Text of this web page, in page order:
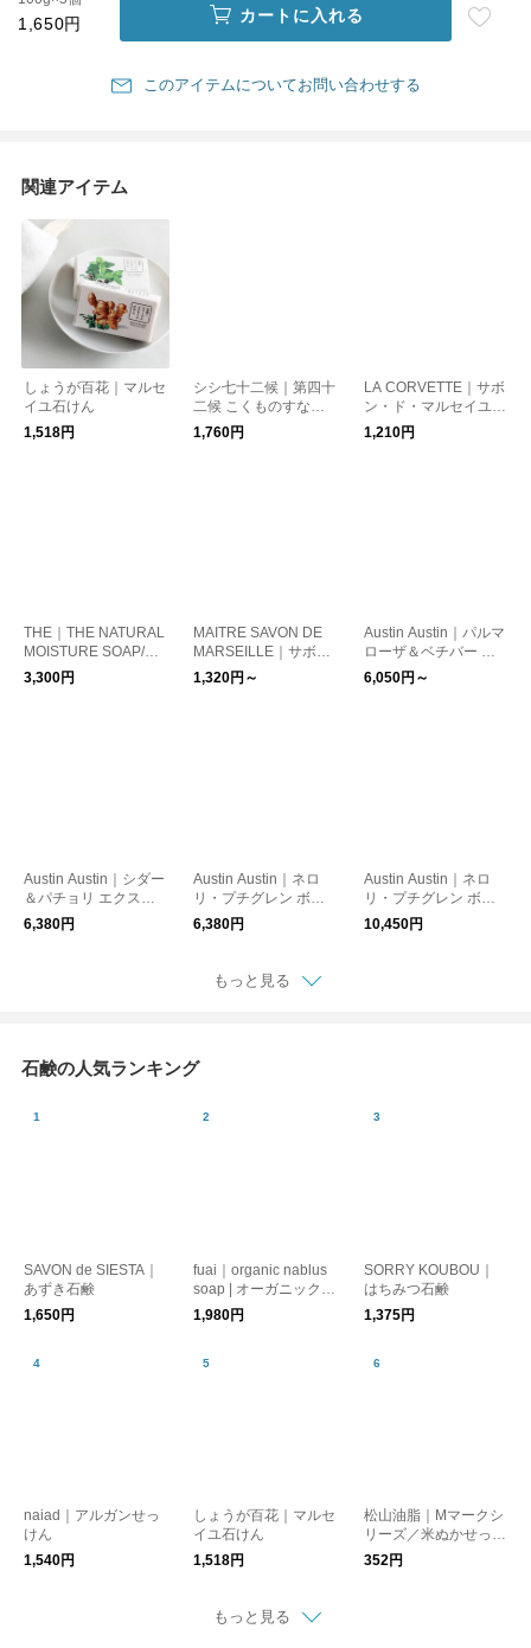
1,650円 カートに入れる
このアイテムについてお問い合わせする
関連アイテム
しょうが百花｜マルセ
イユ石けん
1,518円
シシ七十二候｜第四十
二候 こくものすなわ
ちみのる (米ぬか石鹸)
1,760円
LA CORVETTE｜サボ
ン・ド・マルセイユ
オリーブ 300g/マルセ
イユ石鹸 オリーブ石
1,210円
THE｜THE NATURAL
MOISTURE SOAP/石
鹼 ボディソープ 手洗
い 洗顔
3,300円
MAITRE SAVON DE
MARSEILLE｜サボ
ン・リキッド (ハンド
&ボディソープ)
1,320円～
Austin Austin｜パルマ
ローザ＆ベチバー ハ
ンドソープ ボトル 30
0ml/詰替え用パウチ 6
6,050円～
Austin Austin｜シダー
＆パチョリ エクスフ
ォリエーティングハン
ドソープ 300ml
6,380円
Austin Austin｜ネロ
リ・プチグレン ボデ
ィソープ
6,380円
Austin Austin｜ネロ
リ・プチグレン ボデ
ィソープ 600ml pouc
h 詰替用【リフィル単
10,450円
もっと見る
石鹸の人気ランキング
SAVON de SIESTA｜
あずき石鹸
1,650円
fuai｜organic nablus
soap | オーガニックナ
ブルス石鹸
1,980円
SORRY KOUBOU｜
はちみつ石鹸
1,375円
naiad｜アルガンせっ
けん
1,540円
しょうが百花｜マルセ
イユ石けん
1,518円
松山油脂｜Mマークシ
リーズ／米ぬかせっけ
ん
352円
もっと見る